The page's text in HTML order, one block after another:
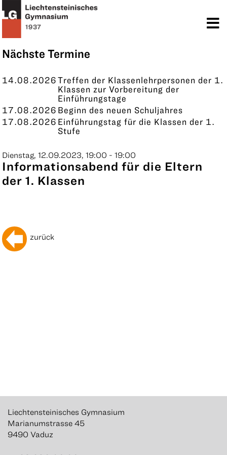
Nächste Termine
14.08.2026Treffen der Klassenlehrpersonen der 1.
Klassen zur Vorbereitung der
Einführungstage
17.08.2026 Beginn des neuen Schuljahres
17.08.2026 Einführungstag für die Klassen der 1.
Stufe
KONTAKT
Dienstag, 12.09.2023, 19:00 - 19:00
Informationsabend für die Eltern
der 1. Klassen
zurück
Liechtensteinisches Gymnasium
Marianumstrasse 45
9490 Vaduz